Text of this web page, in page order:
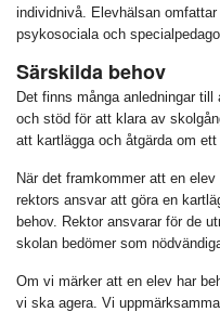
individnivå. Elevhälsan
psykosociala och
Särskilda behov
Det finns många anledningar
och stöd för att klara av
att kartlägga och åtgärda om
När det framkommer att en
rektors ansvar att göra en
behov. Rektor ansvarar för de
skolan bedömer som
Om vi märker att en elev har
vi ska agera. Vi